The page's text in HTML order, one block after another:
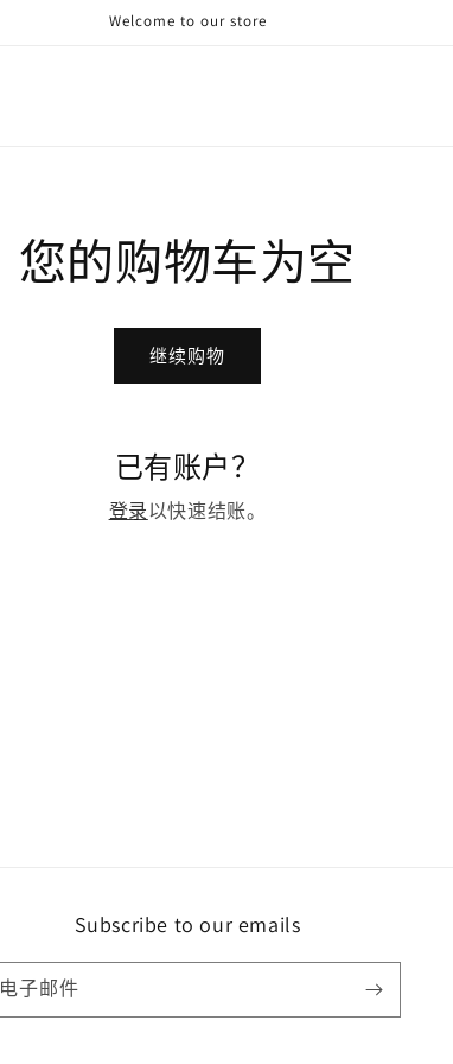
Welcome to our store
您的购物车为空
继续购物
已有账户？
登录以快速结账。
Subscribe to our emails
电子邮件